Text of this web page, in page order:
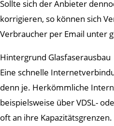
Sollte sich der Anbieter
korrigieren, so können sich
Verbraucher per Email unter
Hintergrund Glasfaserausbau
Eine schnelle
denn je. Herkömmliche
beispielsweise über VDSL-
oft an ihre